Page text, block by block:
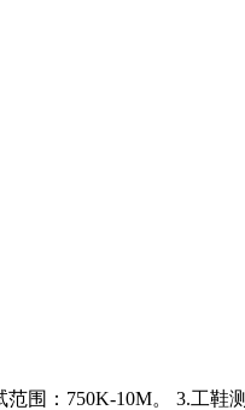
围：750K-10M。 3.工